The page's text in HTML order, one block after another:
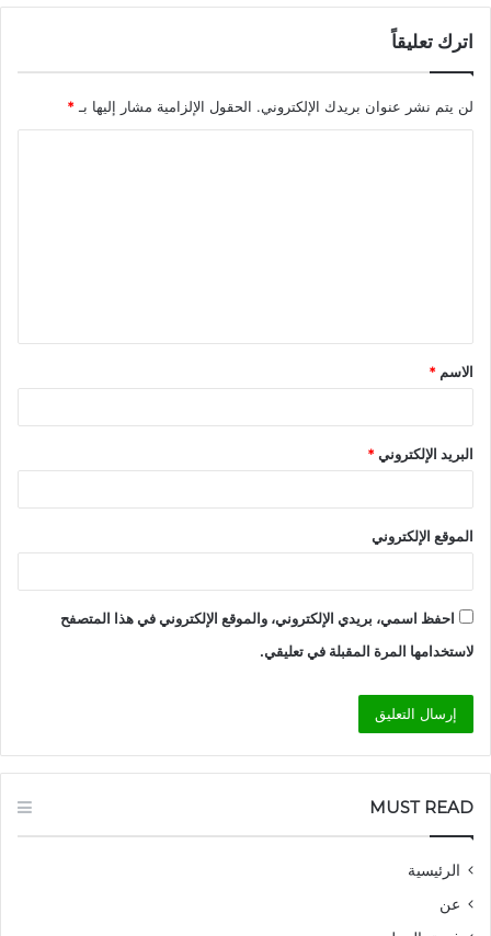
اترك تعليقاً
لن يتم نشر عنوان بريدك الإلكتروني. الحقول الإلزامية مشار إليها بـ *
ق
*
الاسم *
البريد الإلكتروني*
الموقع الإلكتروني
احفظ اسمي، بريدي الإلكتروني، والموقع الإلكتروني في هذا المتصفح
لاستخدامها المرة المقبلة في تعليقي.
MUST READ
الرئيسية
عن